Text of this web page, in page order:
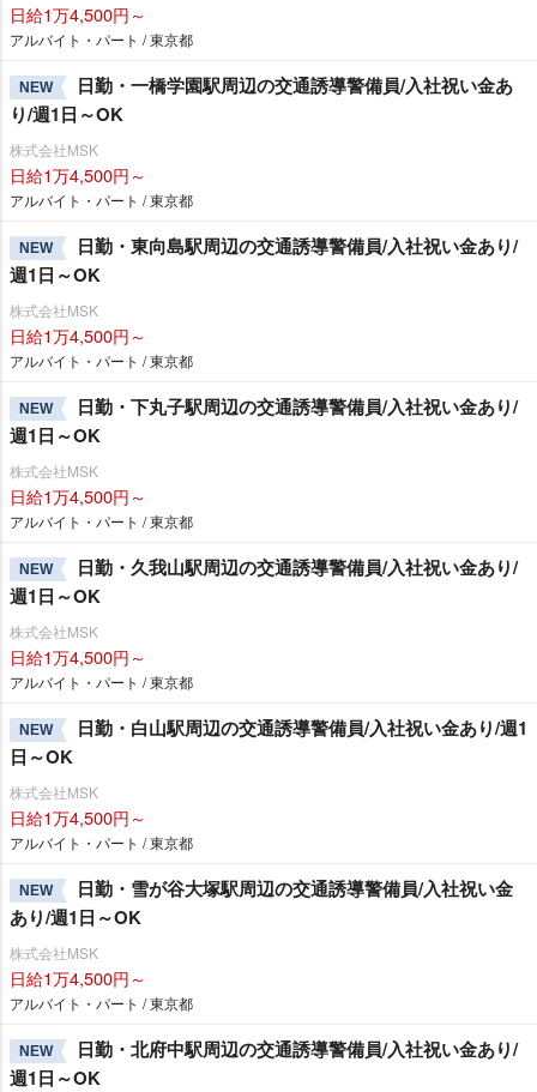
日給1万4,500円～
アルバイト・パート / 東京都
NEW
日勤・一橋学園駅周辺の交通誘導警備員/入社祝い金あ
り/週1日～OK
株式会社MSK
日給1万4,500円～
アルバイト・パート / 東京都
NEW
日勤・東向島駅周辺の交通誘導警備員/入社祝い金あり/
週1日～OK
株式会社MSK
日給1万4,500円～
アルバイト・パート / 東京都
NEW
日勤・下丸子駅周辺の交通誘導警備員/入社祝い金あり/
週1日～OK
株式会社MSK
日給1万4,500円～
アルバイト・パート / 東京都
NEW
日勤・久我山駅周辺の交通誘導警備員/入社祝い金あり/
週1日～OK
株式会社MSK
日給1万4,500円～
アルバイト・パート / 東京都
NEW
日勤・白山駅周辺の交通誘導警備員/入社祝い金あり/週1
日～OK
株式会社MSK
日給1万4,500円～
アルバイト・パート / 東京都
NEW
日勤・雪が谷大塚駅周辺の交通誘導警備員/入社祝い金
あり/週1日～OK
株式会社MSK
日給1万4,500円～
アルバイト・パート / 東京都
NEW
日勤・北府中駅周辺の交通誘導警備員/入社祝い金あり/
週1日～OK